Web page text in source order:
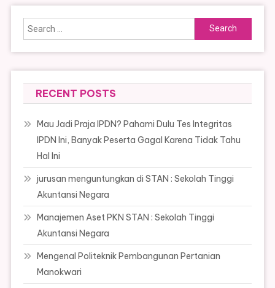
Search
for:
RECENT POSTS
Mau Jadi Praja IPDN? Pahami Dulu Tes Integritas
IPDN Ini, Banyak Peserta Gagal Karena Tidak Tahu
Hal Ini
jurusan menguntungkan di STAN : Sekolah Tinggi
Akuntansi Negara
Manajemen Aset PKN STAN : Sekolah Tinggi
Akuntansi Negara
Mengenal Politeknik Pembangunan Pertanian
Manokwari